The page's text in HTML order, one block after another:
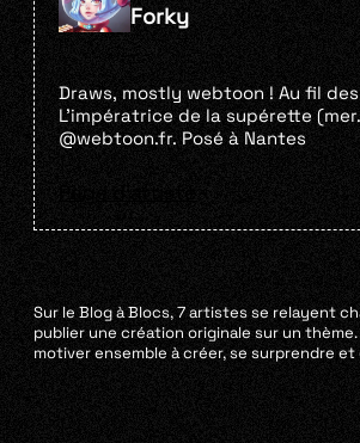
Forky
Draws, mostly webtoon ! Au fil
L’impératrice de la supérette
@webtoon.fr. Posé à Nantes
Sur le Blog à Blocs, 7 artistes se relayent
publier une création originale sur un thème.
motiver ensemble à créer, se surprendre